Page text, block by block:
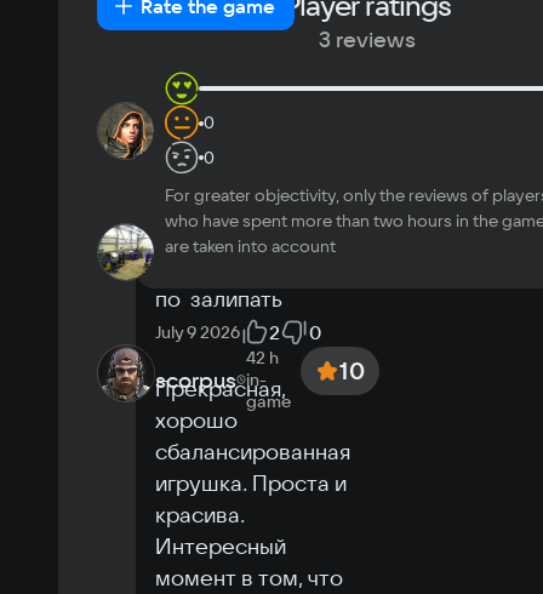
Japanese
Turkish
helpfulRate the game
ernstulya
залипательно и
красиво
June 23 2026 0
VAD
in-
game
10
по  залипать
July 9 2026 2 0
scorpus
42 h
in-
game
10
Прекрасная,
хорошо
сбалансированная
игрушка. Проста и
красива.
Интересный
момент в том, что
3 reviews
0
0
For greater objectivity, only the reviews of
who have spent more than two hours in the
are taken into account